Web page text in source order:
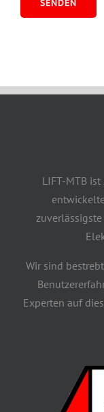
LIFT-MTB
Wir sind
Experten auf